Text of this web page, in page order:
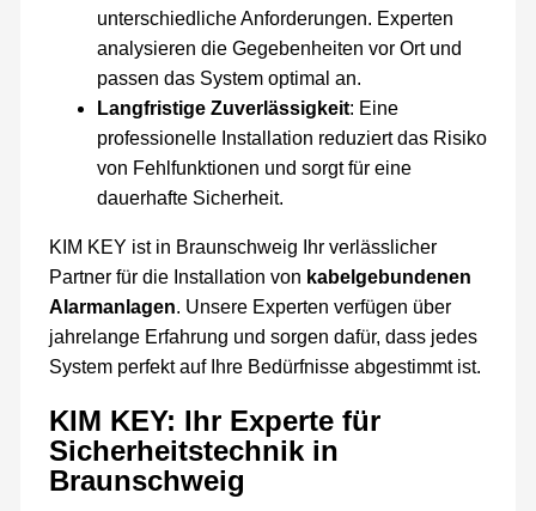
unterschiedliche Anforderungen. Experten
analysieren die Gegebenheiten vor Ort und
passen das System optimal an.
Langfristige Zuverlässigkeit: Eine
professionelle Installation reduziert das Risiko
von Fehlfunktionen und sorgt für eine
dauerhafte Sicherheit.
KIM KEY ist in Braunschweig Ihr verlässlicher
Partner für die Installation von kabelgebundenen
Alarmanlagen. Unsere Experten verfügen über
jahrelange Erfahrung und sorgen dafür, dass jedes
System perfekt auf Ihre Bedürfnisse abgestimmt ist.
KIM KEY: Ihr Experte für
Sicherheitstechnik in
Braunschweig